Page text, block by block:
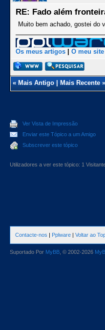
RE: Fado além
Muito bem achado, gostei do
Os meus artigos O meu site
«Mais Antigo|Mais Recente»
Ver Vista de Impressão
Enviar este Tópico a um Amigo
Subscrever este tópico
Utilizadores a ver este tópico: 1
Contacte-nos | Pplware | Voltar ao
Suportado Por MyBB , © 2002-2026